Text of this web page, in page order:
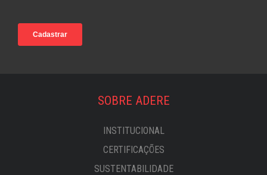
SOBRE ADERE
INSTITUCIONAL
CERTIFICAÇÕES
SUSTENTABILIDADE